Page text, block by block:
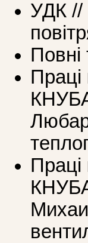
УДК //
Повні